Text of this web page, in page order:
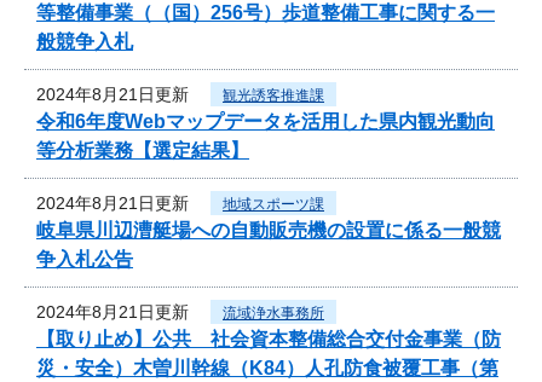
等整備事業（（国）256号）歩道整備工事に関する一
般競争入札
2024年8月21日更新 観光誘客推進課
令和6年度Webマップデータを活用した県内観光動向
等分析業務【選定結果】
2024年8月21日更新 地域スポーツ課
岐阜県川辺漕艇場への自動販売機の設置に係る一般競
争入札公告
2024年8月21日更新 流域浄水事務所
【取り止め】公共 社会資本整備総合交付金事業（防
災・安全）木曽川幹線（K84）人孔防食被覆工事（第